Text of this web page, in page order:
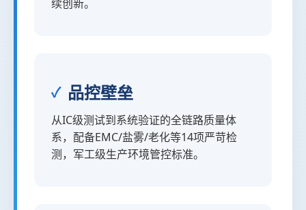
续创新。
品控壁垒
从IC级测试到系统验证的全链路质量体
系，配备EMC/盐雾/老化等14项严苛检
测，军工级生产环境管控标准。